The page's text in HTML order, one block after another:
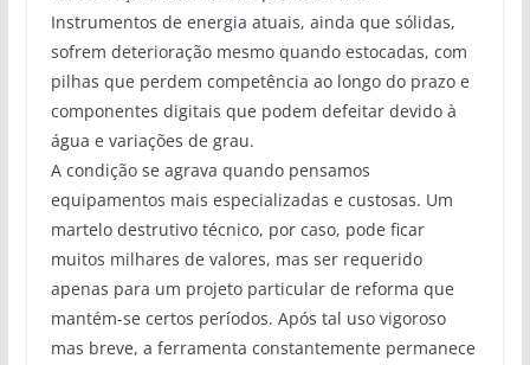
Instrumentos de energia atuais, ainda que sólidas,
sofrem deterioração mesmo quando estocadas, com
pilhas que perdem competência ao longo do prazo e
componentes digitais que podem defeitar devido à
água e variações de grau.
A condição se agrava quando pensamos
equipamentos mais especializadas e custosas. Um
martelo destrutivo técnico, por caso, pode ficar
muitos milhares de valores, mas ser requerido
apenas para um projeto particular de reforma que
mantém-se certos períodos. Após tal uso vigoroso
mas breve, a ferramenta constantemente permanece